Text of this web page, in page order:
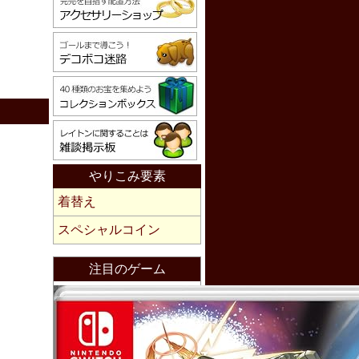
やりこみ要素
着替え
スペシャルコイン
注目のゲーム